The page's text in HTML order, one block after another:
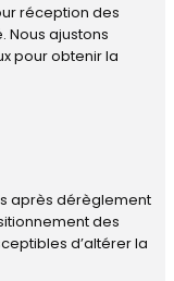
réception des
Nous ajustons
pour obtenir la
après dérèglement
des
d’altérer la